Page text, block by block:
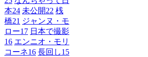
本24 未公開22 桟
橋21 ジャンヌ・モ
ロー17 日本で撮影
16 エンニオ・モリ
コーネ16 長回し15